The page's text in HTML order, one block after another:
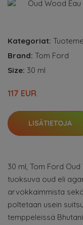
Kategoriat:
Brand: Tom Ford
Size: 30 ml
117 EUR
LISÄTIETOJA
30 ml, Tom Ford
tuoksuva oud eli
arvokkaimmista
poltetaan usein
temppeleissä